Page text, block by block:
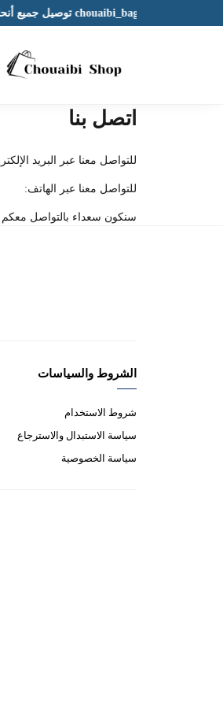
عروض حصرية مع chouaibi_bags توصيل جميع أنحاء المغرب
اتصل بنا
للتواصل معنا عبر البريد
للتواصل معنا عبر الهاتف:
سنكون سعداء بالتواصل معكم
الشروط والسياسات
شروط الاستخدام
سياسة الاستبدال والاسترجاع
سياسة الخصوصية